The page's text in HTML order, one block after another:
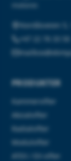
motorer.
Nordåsveien 5,
+47 22 76 33 50
PRODUKTER
Kammervifter
Aksialvifter
Radialvifter
Modulvifter
ATEX / EX-vifter